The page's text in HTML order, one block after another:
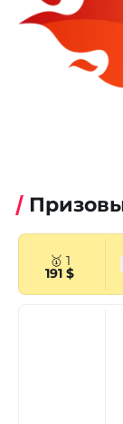
🥇 1
191 $